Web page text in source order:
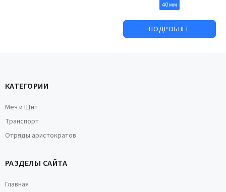
40 мм
ПОДРОБНЕЕ
КАТЕГОРИИ
Меч и Щит
Транспорт
Отряды аристократов
РАЗДЕЛЫ САЙТА
Главная